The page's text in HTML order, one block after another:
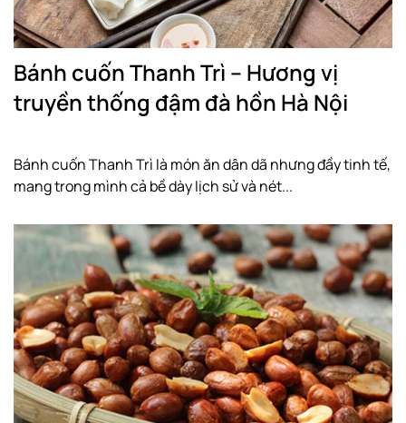
Bánh cuốn Thanh Trì – Hương vị
truyền thống đậm đà hồn Hà Nội
Bánh cuốn Thanh Trì là món ăn dân dã nhưng đầy tinh tế,
mang trong mình cả bề dày lịch sử và nét...